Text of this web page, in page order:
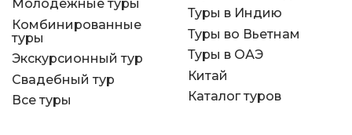
Молодежные туры
Комбинированные
туры
Экскурсионный тур
Свадебный тур
Все туры
Туры в Индию
Туры во Вьетнам
Туры в ОАЭ
Китай
Каталог туров